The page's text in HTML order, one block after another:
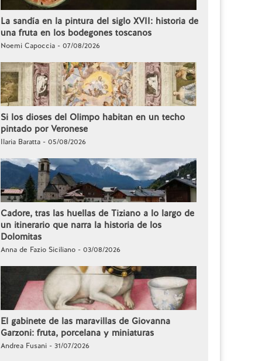
La sandía en la pintura del siglo XVII: historia de
una fruta en los bodegones toscanos
Noemi Capoccia - 07/08/2026
Si los dioses del Olimpo habitan en un techo
pintado por Veronese
Ilaria Baratta - 05/08/2026
Cadore, tras las huellas de Tiziano a lo largo de
un itinerario que narra la historia de los
Dolomitas
Anna de Fazio Siciliano - 03/08/2026
El gabinete de las maravillas de Giovanna
Garzoni: fruta, porcelana y miniaturas
Andrea Fusani - 31/07/2026